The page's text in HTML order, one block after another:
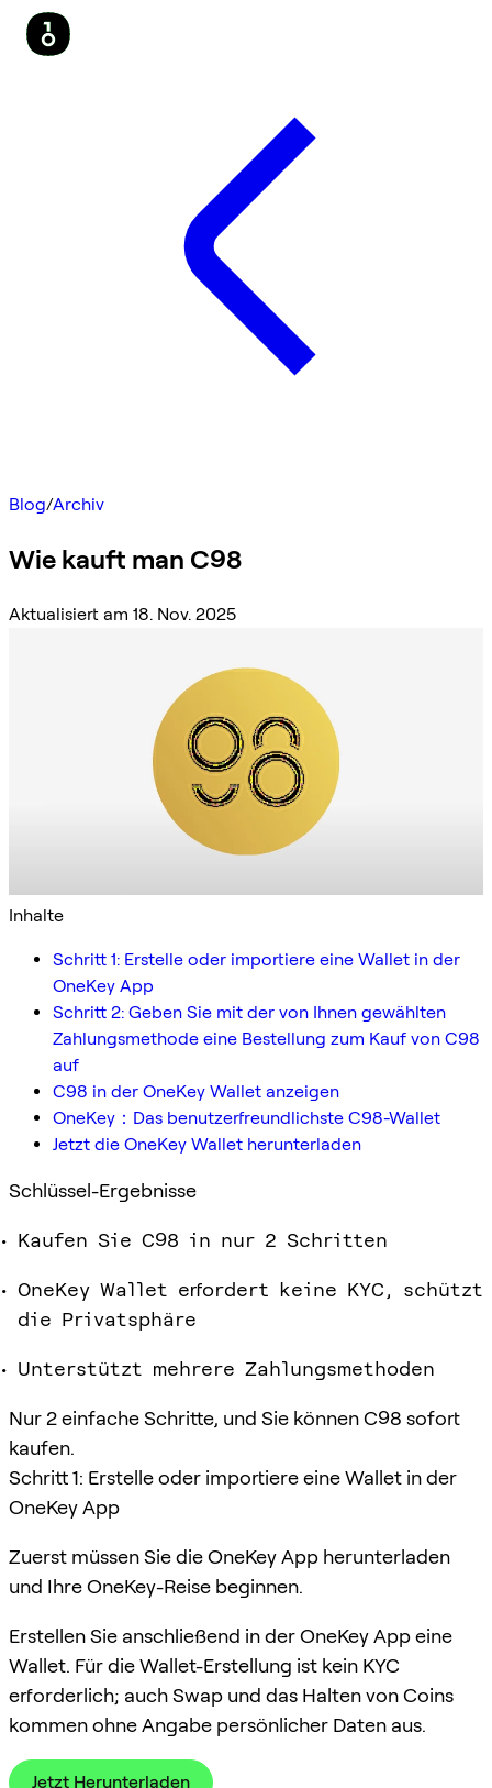
Blog/Archiv
Wie kauft man C98
Aktualisiert am 18. Nov. 2025
Inhalte
Schritt 1: Erstelle oder importiere eine Wallet in der
OneKey App
Schritt 2: Geben Sie mit der von Ihnen gewählten
Zahlungsmethode eine Bestellung zum Kauf von C98
auf
C98 in der OneKey Wallet anzeigen
OneKey：Das benutzerfreundlichste C98-Wallet
Jetzt die OneKey Wallet herunterladen
Schlüssel-Ergebnisse
Kaufen Sie C98 in nur 2 Schritten
OneKey Wallet erfordert keine KYC, schützt
die Privatsphäre
Unterstützt mehrere Zahlungsmethoden
Nur 2 einfache Schritte, und Sie können C98 sofort
kaufen.
Schritt 1: Erstelle oder importiere eine Wallet in der
OneKey App
Zuerst müssen Sie die OneKey App herunterladen
und Ihre OneKey-Reise beginnen.
Erstellen Sie anschließend in der OneKey App eine
Wallet. Für die Wallet-Erstellung ist kein KYC
erforderlich; auch Swap und das Halten von Coins
kommen ohne Angabe persönlicher Daten aus.
Jetzt Herunterladen